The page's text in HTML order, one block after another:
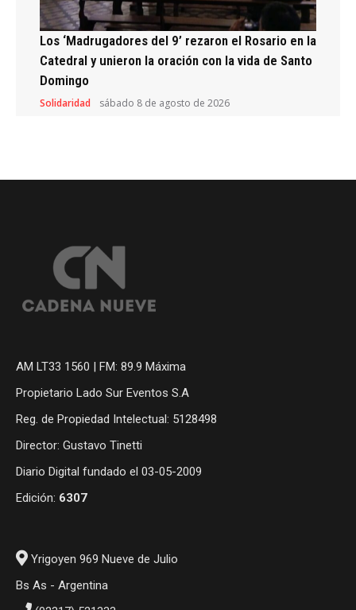
Los ‘Madrugadores del 9’ rezaron el Rosario en la
Catedral y unieron la oración con la vida de Santo
Domingo
Solidaridad sábado 8 de agosto de 2026
AM LT33 1560 | FM: 89.9 Máxima
Propietario Lado Sur Eventos S.A
Reg. de Propiedad Intelectual: 5128498
Director: Gustavo Tinetti
Diario Digital fundado el 03-05-2009
Edición: 6307
Yrigoyen 969 Nueve de Julio
Bs As - Argentina